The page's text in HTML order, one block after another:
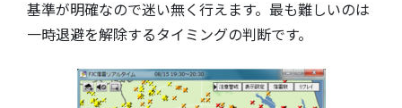
基準が明確なので迷い無く行えます。最も難しいのは
一時退避を解除するタイミングの判断です。